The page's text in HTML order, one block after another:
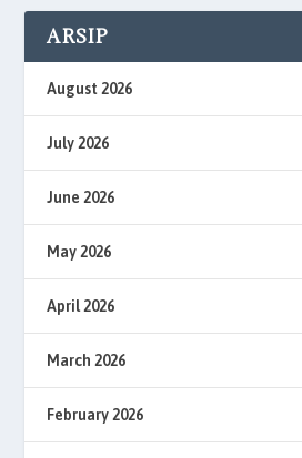
ARSIP
August 2026
July 2026
June 2026
May 2026
April 2026
March 2026
February 2026